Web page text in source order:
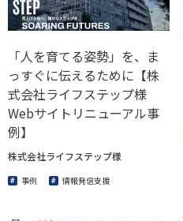
「人を育てる姿勢」を、ま
っすぐに伝えるために【株
式会社ライフステップ様
Webサイトリニューアル事
例】
株式会社ライフステップ様
事例 情報発信支援